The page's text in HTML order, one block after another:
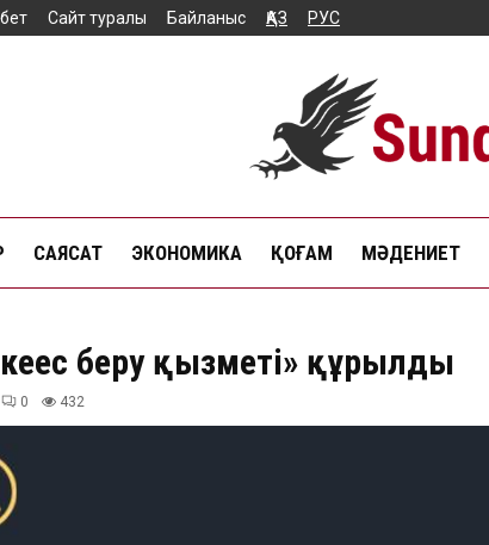
Сайт туралы Байланыс ҚАЗ РУС
САЯСАТ ЭКОНОМИКА ҚОҒАМ МӘДЕНИЕТ
беру қызметі» құрылды
0 432